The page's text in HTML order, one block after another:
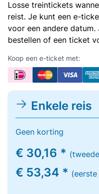
Losse treintickets
reist. Je kunt een e-
voor een andere
bestellen of een ticket
Koop een e-ticket met:
Enkele reis
Geen korting
€ 30,16 *
€ 53,34 * (eerste